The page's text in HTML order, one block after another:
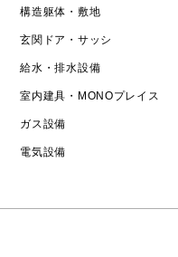
構造躯体・敷地
玄関ドア・サッシ
給水・排水設備
室内建具・MONOプレイス
ガス設備
電気設備